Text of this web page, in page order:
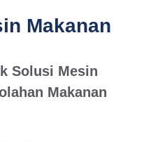
Makanan
Solusi Mesin
Makanan